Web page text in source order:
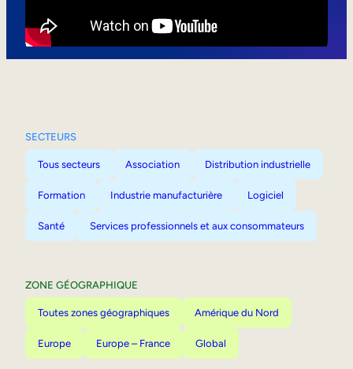
SECTEURS
Tous secteurs Association Distribution industrielle
Formation Industrie manufacturière Logiciel
Santé Services professionnels et aux consommateurs
ZONE GÉOGRAPHIQUE
Toutes zones géographiques Amérique du Nord
Europe Europe – France Global